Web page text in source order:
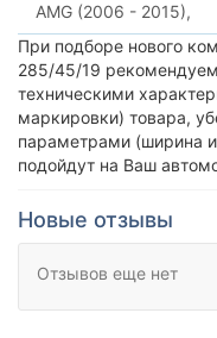
AMG (2006 - 2015),
При подборе нового
285/45/19
техническими
маркировки) товара,
параметрами (ширина
подойдут на Ваш
Новые отзывы
Отзывов еще нет